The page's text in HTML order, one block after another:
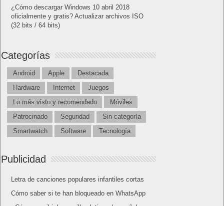
¿Cómo descargar Windows 10 abril 2018
oficialmente y gratis? Actualizar archivos ISO
(32 bits / 64 bits)
Categorías
Android Apple
Destacada
Hardware
Internet
Juegos
Lo más visto y recomendado
Móviles
Patrocinado
Seguridad
Sin categoría
Smartwatch
Software Tecnología
Publicidad
Letra de canciones populares infantiles cortas
Cómo saber si te han bloqueado en WhatsApp